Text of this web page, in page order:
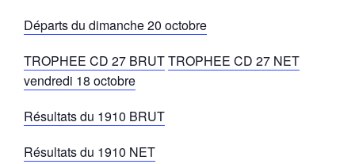
Départs du dimanche 20 octobre
TROPHEE CD 27 BRUTTROPHEE CD 27 NET
vendredi 18 octobre
Résultats du 1910 BRUT
Résultats du 1910 NET